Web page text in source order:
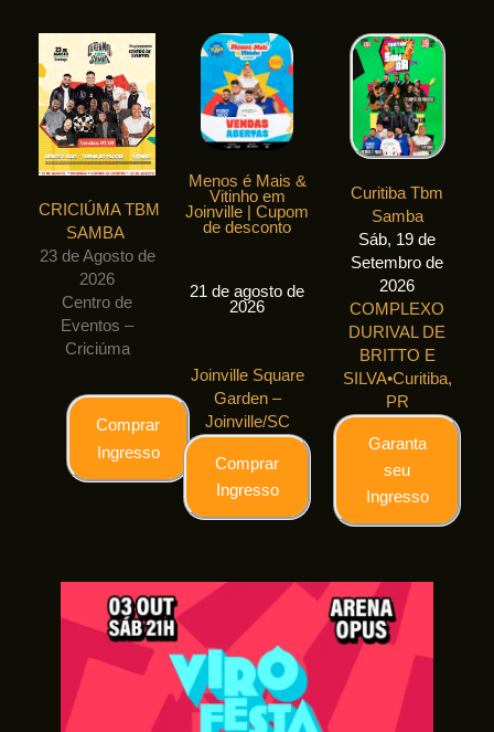
CRICIÚMA TBM
SAMBA
23 de Agosto de
2026
Centro de
Eventos –
Criciúma
Comprar
Ingresso
Menos é Mais &
Vitinho em
Joinville | Cupom
de desconto
21 de agosto de
2026
Joinville Square
Garden –
Joinville/SC
Comprar
Ingresso
Curitiba Tbm
Samba
Sáb, 19 de
Setembro de
2026
COMPLEXO
DURIVAL DE
BRITTO E
SILVA•Curitiba,
PR
Garanta
seu
Ingresso